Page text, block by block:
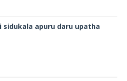
sidukala apuru daru upatha